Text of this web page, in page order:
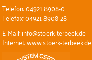
Telefon: 04921 8908-0
Telefax: 04921 8908-28
E-Mail: info@stoerk-terbeek.de
Internet: www.stoerk-terbeek.de